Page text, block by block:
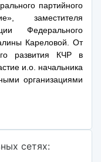
партийного
заместителя
Федерального
Кареловой. От
развития КЧР в
и.о. начальника
организациями
сетях: